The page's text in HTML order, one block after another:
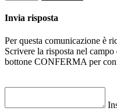
Invia risposta
Per questa comunicazione è
Scrivere la risposta nel campo
bottone CONFERMA per